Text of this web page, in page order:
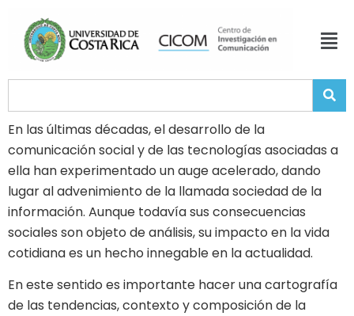
En las últimas décadas, el desarrollo de la
comunicación social y de las tecnologías asociadas a
ella han experimentado un auge acelerado, dando
lugar al advenimiento de la llamada sociedad de la
información. Aunque todavía sus consecuencias
sociales son objeto de análisis, su impacto en la vida
cotidiana es un hecho innegable en la actualidad.
En este sentido es importante hacer una cartografía
de las tendencias, contexto y composición de la